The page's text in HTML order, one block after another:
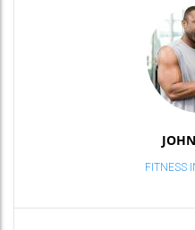
FITNESS